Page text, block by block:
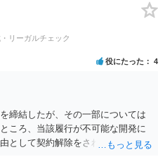
リーガルチェック
役にたった 4
締結したが、その一部については
ころ、当該履行が不可能な開発に
として契約解除をされた。そこ